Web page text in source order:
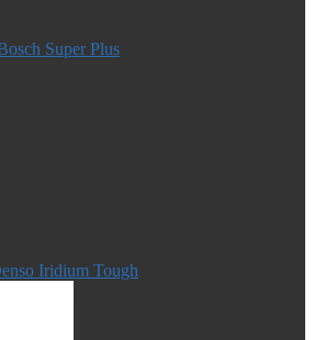
Super Plus
Iridium Tough